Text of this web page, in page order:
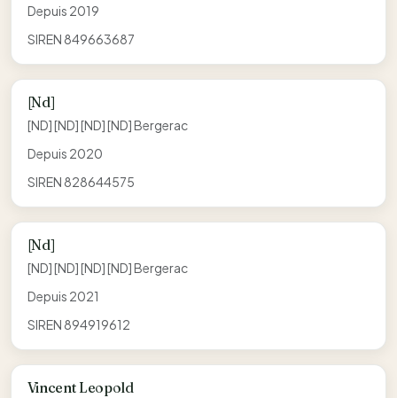
Depuis 2019
SIREN 849663687
[Nd]
[ND] [ND] [ND] [ND] Bergerac
Depuis 2020
SIREN 828644575
[Nd]
[ND] [ND] [ND] [ND] Bergerac
Depuis 2021
SIREN 894919612
Vincent Leopold